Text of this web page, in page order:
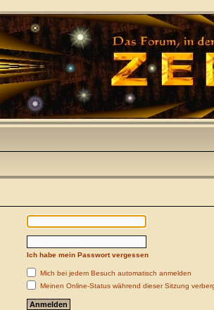
Ich habe mein Passwort vergessen
Mich bei jedem Besuch automatisch anmelden
Meinen Online-Status während dieser Sitzung